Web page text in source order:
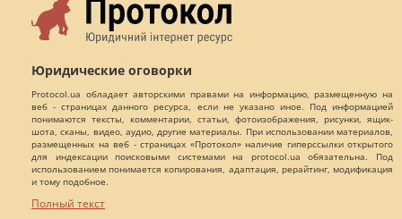
Юридические оговорки
Protocol.ua обладает авторскими правами на информацию, размещенную на
веб - страницах данного ресурса, если не указано иное. Под информацией
понимаются тексты, комментарии, статьи, фотоизображения, рисунки, ящик-
шота, сканы, видео, аудио, другие материалы. При использовании материалов,
размещенных на веб - страницах «Протокол» наличие гиперссылки открытого
для индексации поисковыми системами на protocol.ua обязательна. Под
использованием понимается копирования, адаптация, рерайтинг, модификация
и тому подобное.
Полный текст